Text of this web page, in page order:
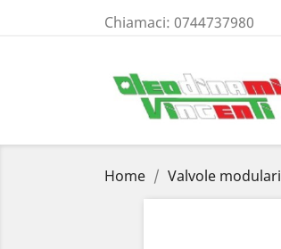
Chiamaci: 0744737980
Home Valvole modulari